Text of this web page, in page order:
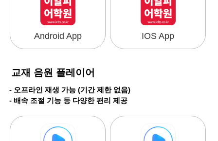
Android App IOS App
교재 음원 플레이어
- 오프라인 재생 가능 (기간 제한 없음)
- 배속 조절 기능 등 다양한 편리 제공